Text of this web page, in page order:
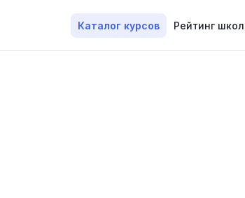
Каталог курсов Рейтинг школ